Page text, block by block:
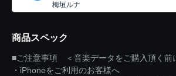
梅垣ルナ
商品スペック
■ご注意事項 ＜音楽データをご購入頂く前
・iPhoneをご利用のお客様へ